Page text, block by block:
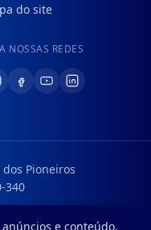
do site
NOSSAS REDES
Pioneiros
340
e-mail para:
e conteúdo,